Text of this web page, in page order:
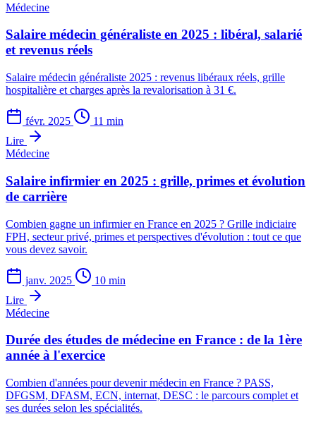
Médecine
Salaire médecin généraliste en 2025 : libéral, salarié
et revenus réels
Salaire médecin généraliste 2025 : revenus libéraux réels, grille
hospitalière et charges après la revalorisation à 31 €.
févr. 2025
11 min
Lire
Médecine
Salaire infirmier en 2025 : grille, primes et évolution
de carrière
Combien gagne un infirmier en France en 2025 ? Grille indiciaire
FPH, secteur privé, primes et perspectives d'évolution : tout ce que
vous devez savoir.
janv. 2025
10 min
Lire
Médecine
Durée des études de médecine en France : de la 1ère
année à l'exercice
Combien d'années pour devenir médecin en France ? PASS,
DFGSM, DFASM, ECN, internat, DESC : le parcours complet et
ses durées selon les spécialités.